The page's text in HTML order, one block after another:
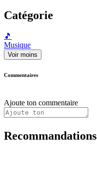
Catégorie
🎵
Musique
Voir moins
Commentaires
Ajoute ton commentaire
Recommandations